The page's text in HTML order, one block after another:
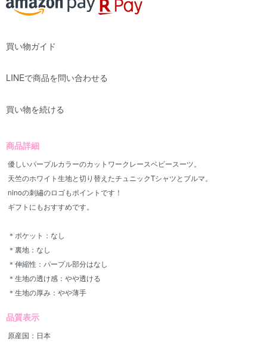
買い物ガイド
LINEで商品を問い合わせる
買い物を続ける
商品詳細
優しいパープルカラーのカットワークレースベビースーツ。
天竺のホワイト生地と切り替えたチュニックTシャツとブルマ。
ninoの刺繡のロゴもポイントです！
ギフトにもおすすめです。
＊ポケット：なし
＊裏地：なし
＊伸縮性：パープル部分はなし
＊生地の透け感：やや透ける
＊生地の厚み：やや薄手
品質表示
原産国：日本